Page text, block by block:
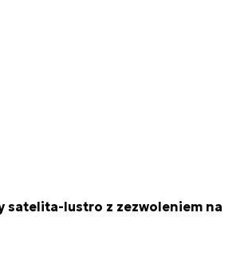
satelita-lustro z zezwoleniem na